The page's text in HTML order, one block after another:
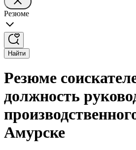
Резюме
Найти
Резюме
должность
Амурске